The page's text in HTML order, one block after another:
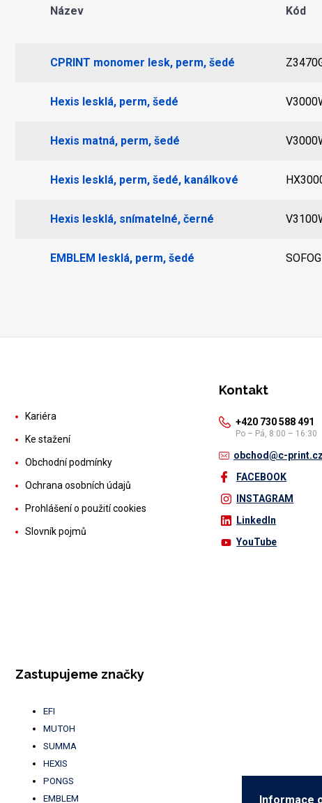
Název Kód
CPRINT monomer lesk, perm, šedé
Hexis lesklá, perm, šedé
Hexis matná, perm, šedé
Hexis lesklá, perm, šedé, kanálkové
Hexis lesklá, snímatelné, černé
EMBLEM lesklá, perm, šedé
Kariéra
Ke stažení
Obchodní podmínky
Ochrana osobních údajů
Prohlášení o použití cookies
Slovník pojmů
Kontakt
+420 730 588 491
Po – Pá, 8:00 – 16:30
obchod@c-print.cz
FACEBOOK
INSTAGRAM
LinkedIn
YouTube
Zastupujeme značky
EFI
MUTOH
SUMMA
HEXIS
PONGS
EMBLEM
Informace